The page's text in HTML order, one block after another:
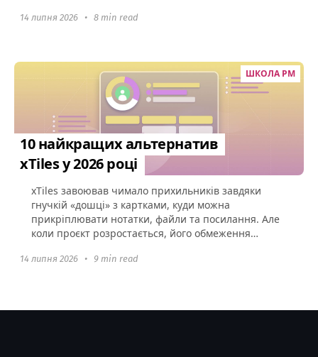
14 липня 2026 • 8 min read
ШКОЛА PM
10 найкращих альтернатив
xTiles у 2026 році
xTiles завоював чимало прихильників завдяки
гнучкій «дошці» з картками, куди можна
прикріплювати нотатки, файли та посилання. Але
коли проєкт розростається, його обмеження
14 липня 2026 • 9 min read